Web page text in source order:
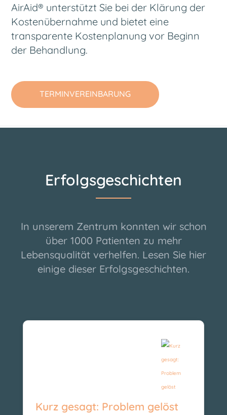
AirAid® unterstützt Sie bei der Klärung der
Kostenübernahme und bietet eine
transparente Kostenplanung vor Beginn
der Behandlung.
TERMINVEREINBARUNG
Erfolgsgeschichten
In unserem Zentrum konnten wir schon
über 1000 Patienten zu mehr
Lebensqualität verhelfen. Lesen Sie hier
einige dieser Erfolgsgeschichten.
Kurz gesagt: Problem gelöst